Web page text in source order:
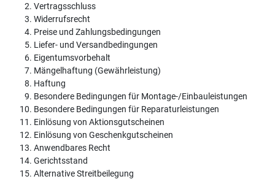
Vertragsschluss
Widerrufsrecht
Preise und Zahlungsbedingungen
Liefer- und Versandbedingungen
Eigentumsvorbehalt
Mängelhaftung (Gewährleistung)
Haftung
Besondere Bedingungen für Montage-/Einbauleistungen
Besondere Bedingungen für Reparaturleistungen
Einlösung von Aktionsgutscheinen
Einlösung von Geschenkgutscheinen
Anwendbares Recht
Gerichtsstand
Alternative Streitbeilegung